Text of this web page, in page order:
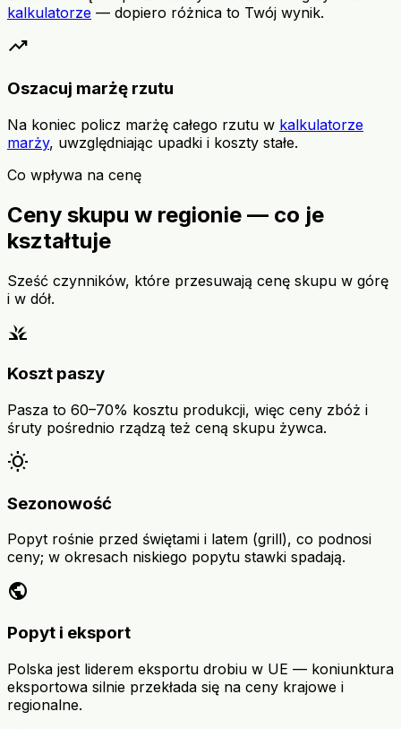
kalkulatorze — dopiero różnica to Twój wynik.
trending_up
Oszacuj marżę rzutu
Na koniec policz marżę całego rzutu w kalkulatorze
marży, uwzględniając upadki i koszty stałe.
Co wpływa na cenę
Ceny skupu w regionie — co je
kształtuje
Sześć czynników, które przesuwają cenę skupu w górę
i w dół.
grass
Koszt paszy
Pasza to 60–70% kosztu produkcji, więc ceny zbóż i
śruty pośrednio rządzą też ceną skupu żywca.
wb_sunny
Sezonowość
Popyt rośnie przed świętami i latem (grill), co podnosi
ceny; w okresach niskiego popytu stawki spadają.
public
Popyt i eksport
Polska jest liderem eksportu drobiu w UE — koniunktura
eksportowa silnie przekłada się na ceny krajowe i
regionalne.